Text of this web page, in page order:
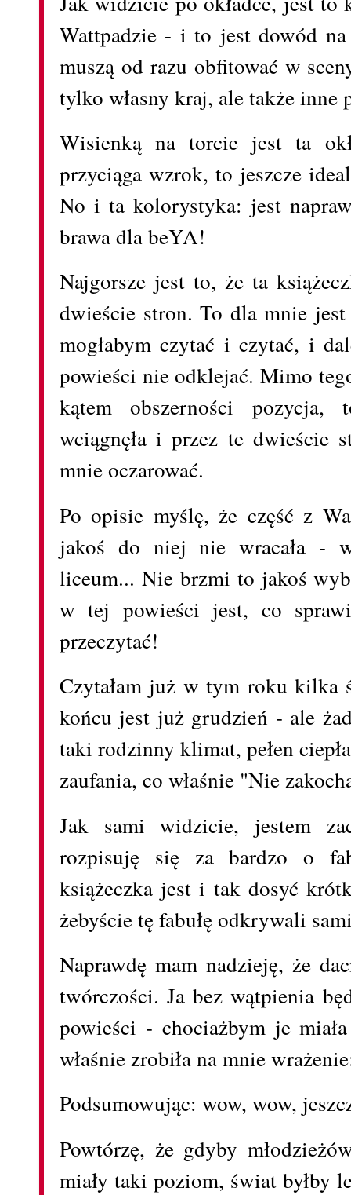
Wattpadzie - i to jest dowód
muszą od razu obfitować w
tylko własny kraj, ale także inne
Wisienką na torcie jest ta
przyciąga wzrok, to jeszcze
No i ta kolorystyka: jest
brawa dla beYA!
Najgorsze jest to, że ta
dwieście stron. To dla mnie
mogłabym czytać i czytać, i
powieści nie odklejać. Mimo
kątem obszerności pozycja,
wciągnęła i przez te dwieście
mnie oczarować.
Po opisie myślę, że część z
jakoś do niej nie wracała -
liceum... Nie brzmi to jakoś
w tej powieści jest, co
przeczytać!
Czytałam już w tym roku kilka
końcu jest już grudzień - ale
taki rodzinny klimat, pełen
zaufania, co właśnie "Nie
Jak sami widzicie, jestem
rozpisuję się za bardzo o
książeczka jest i tak dosyć
żebyście tę fabułę odkrywali
Naprawdę mam nadzieję, że
twórczości. Ja bez wątpienia
powieści - chociażbym je
właśnie zrobiła na mnie
Podsumowując: wow, wow,
Powtórzę, że gdyby
miały taki poziom, świat byłby